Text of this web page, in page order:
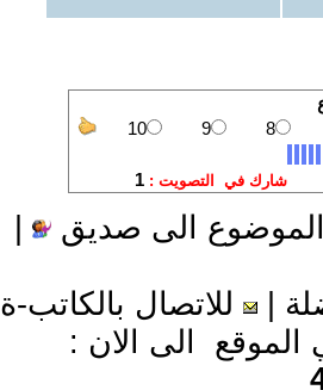
الى صديق
للاتصال بالكاتب-ة
الى الان :